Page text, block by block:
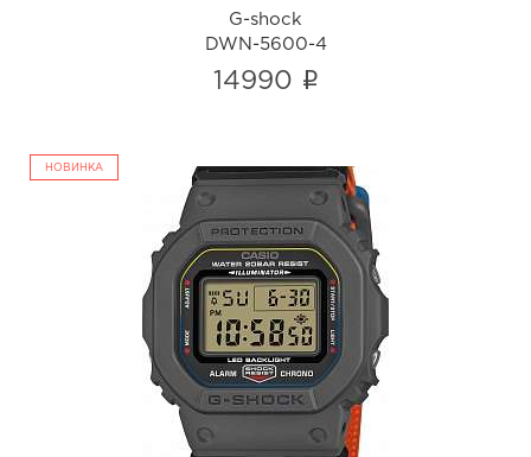
G-shock
DWN-5600-4
14990 i
НОВИНКА
G-shock
DW-5600MNC-8A2
i